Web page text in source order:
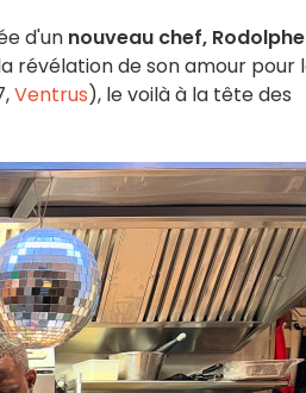
d'un nouveau chef, Rodolphe
révélation de son amour pour
Ventrus), le voilà à la tête des